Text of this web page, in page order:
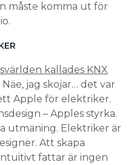
måste komma ut för
kallades KNX
Näe, jag skojar… det var
Apple för elektriker.
– Apples styrka.
utmaning. Elektriker är
Att skapa
fattar är ingen